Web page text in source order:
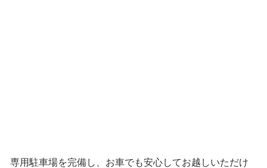
専用駐車場を完備し、お車でも安心してお越しいただけ